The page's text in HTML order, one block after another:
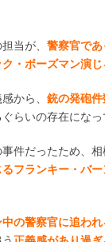
当が、 警察官で
・ボーズマン演
から、 銃の発砲
ぐらいの存在になっ
件だったため、相
フランキー・バ
の警察官に追わ